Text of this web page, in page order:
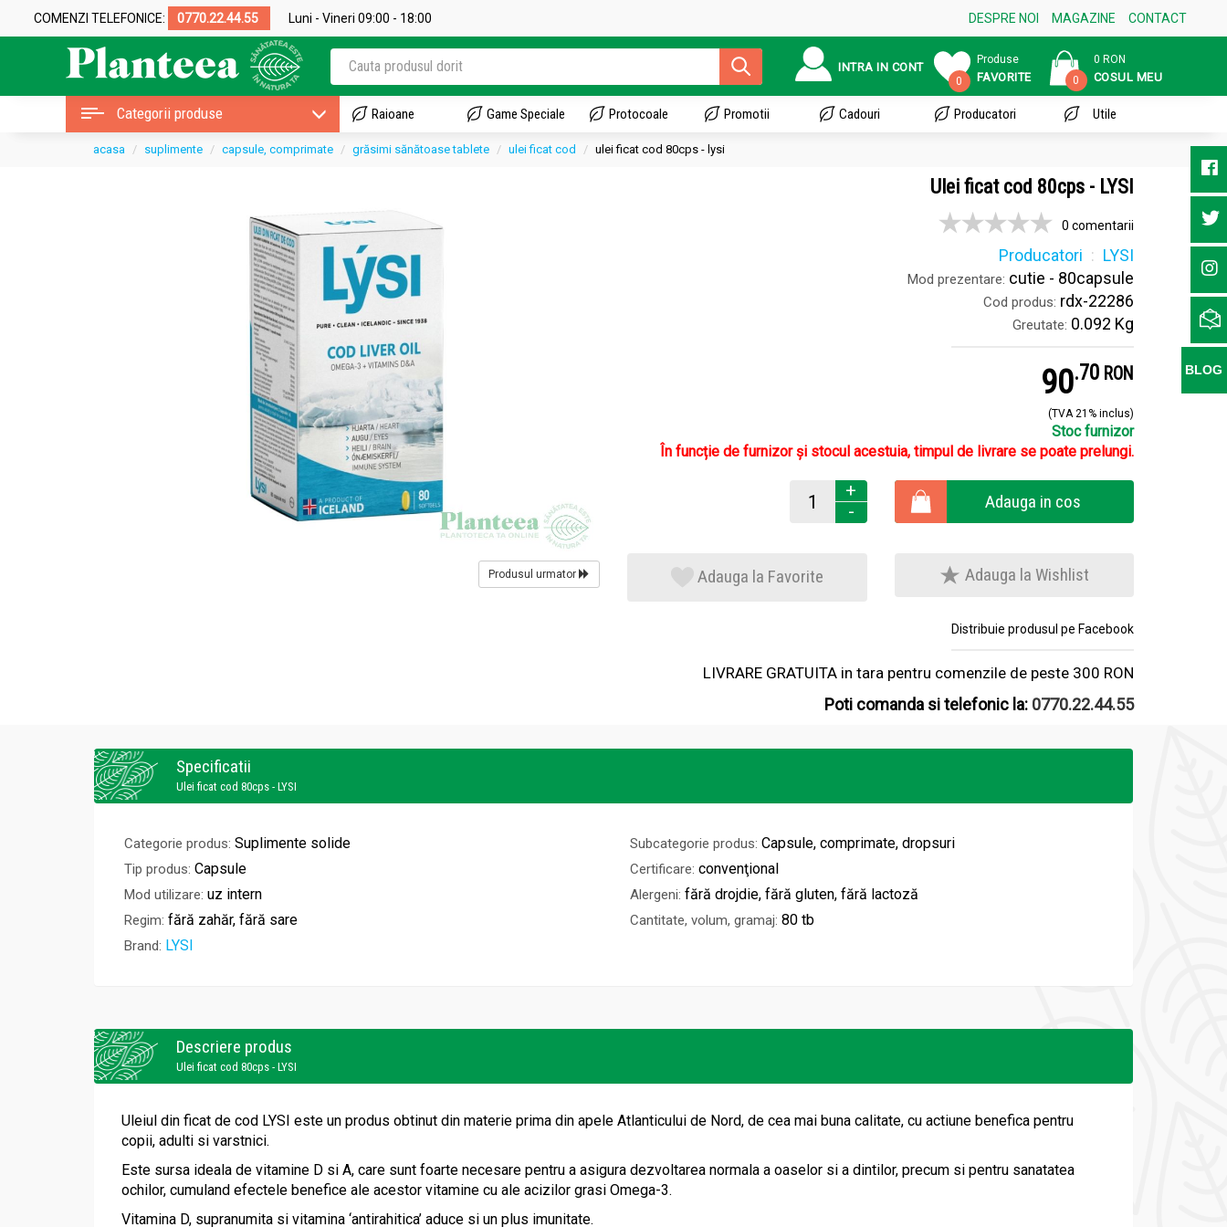
COMENZI TELEFONICE: 0770.22.44.55 Luni - Vineri 09:00 - 18:00 DESPRE NOI MAGAZINE CONTACT
INTRA IN CONT
0
Produse
FAVORITE 0
0 RON
COSUL MEU
Categorii produse Raioane Game Speciale Protocoale Promotii Cadouri Producatori Utile
acasa suplimente capsule, comprimate grăsimi sănătoase tablete ulei ficat cod ulei ficat cod 80cps - lysi
Produsul urmator
Ulei ficat cod 80cps - LYSI
0 comentarii
Producatori LYSI
Mod prezentare: cutie - 80capsule
Cod produs: rdx-22286
Greutate: 0.092 Kg
90.7 RON
(TVA 21% inclus)
Stoc furnizor
În funcție de furnizor și stocul acestuia, timpul de livrare se poate prelungi.
+
-
Adauga in cos
Adauga la Favorite Adauga la Wishlist
Distribuie produsul pe Facebook
LIVRARE GRATUITA in tara pentru comenzile de peste 300 RON
Poti comanda si telefonic la: 0770.22.44.55
Specificatii
Ulei ficat cod 80cps - LYSI
Categorie produs: Suplimente solide Subcategorie produs: Capsule, comprimate, dropsuri
Tip produs: Capsule Certificare: convenţional
Mod utilizare: uz intern Alergeni: fără drojdie, fără gluten, fără lactoză
Regim: fără zahăr, fără sare Cantitate, volum, gramaj: 80 tb
Brand: LYSI
Descriere produs
Ulei ficat cod 80cps - LYSI
Uleiul din ficat de cod LYSI este un produs obtinut din materie prima din apele Atlanticului de Nord, de cea mai buna calitate, cu actiune benefica pentru
copii, adulti si varstnici.
Este sursa ideala de vitamine D si A, care sunt foarte necesare pentru a asigura dezvoltarea normala a oaselor si a dintilor, precum si pentru sanatatea
ochilor, cumuland efectele benefice ale acestor vitamine cu ale acizilor grasi Omega-3.
Vitamina D, supranumita si vitamina ‘antirahitica’ aduce si un plus imunitate.
BLOG